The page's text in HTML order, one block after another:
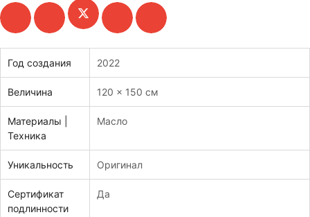
Год создания 2022
Величина 120 x 150 см
Материалы |
Техника
Масло
Уникальность Оригинал
Сертификат
подлинности
Да